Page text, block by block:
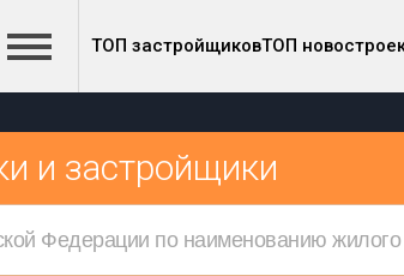
ТОП застройщиковТОП
и застройщики